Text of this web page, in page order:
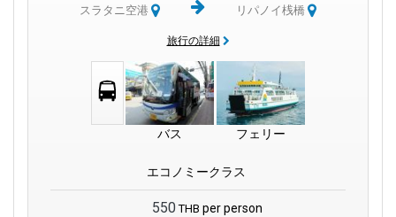
スラタニ空港 リパノイ桟橋
旅行の詳細
バス フェリー
エコノミークラス
550 THB per person